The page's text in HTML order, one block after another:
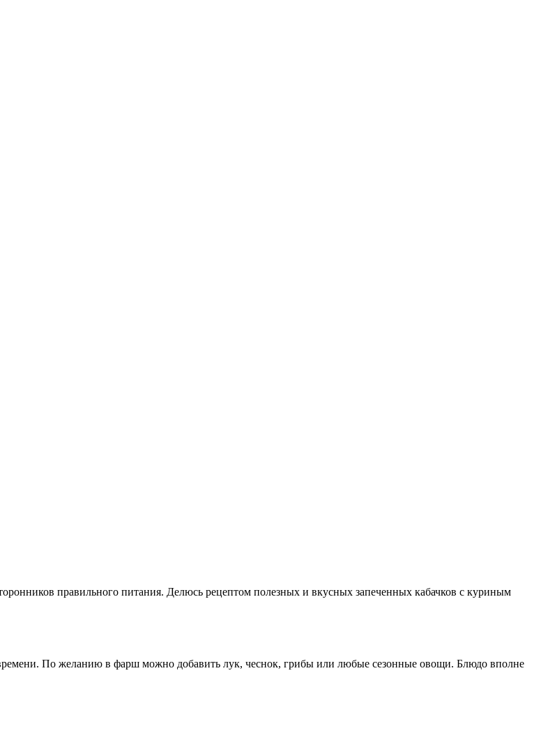
правильного питания. Делюсь рецептом полезных и вкусных запеченных кабачков с куриным
По желанию в фарш можно добавить лук, чеснок, грибы или любые сезонные овощи. Блюдо вполне